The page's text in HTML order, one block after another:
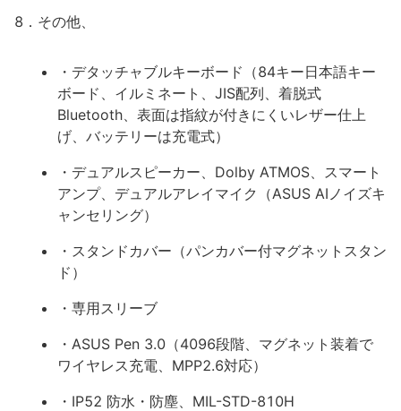
8．その他、
・デタッチャブルキーボード（84キー日本語キー
ボード、イルミネート、JIS配列、着脱式
Bluetooth、表面は指紋が付きにくいレザー仕上
げ、バッテリーは充電式）
・デュアルスピーカー、Dolby ATMOS、スマート
アンプ、デュアルアレイマイク（ASUS AIノイズキ
ャンセリング）
・スタンドカバー（パンカバー付マグネットスタン
ド）
・専用スリーブ
・ASUS Pen 3.0（4096段階、マグネット装着で
ワイヤレス充電、MPP2.6対応）
・IP52 防水・防塵、MIL-STD-810H